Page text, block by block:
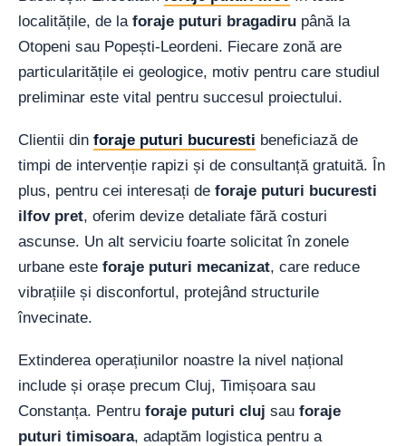
localitățile, de la foraje puturi bragadiru până la
Otopeni sau Popești-Leordeni. Fiecare zonă are
particularitățile ei geologice, motiv pentru care studiul
preliminar este vital pentru succesul proiectului.
Clientii din foraje puturi bucuresti beneficiază de
timpi de intervenție rapizi și de consultanță gratuită. În
plus, pentru cei interesați de foraje puturi bucuresti
ilfov pret, oferim devize detaliate fără costuri
ascunse. Un alt serviciu foarte solicitat în zonele
urbane este foraje puturi mecanizat, care reduce
vibrațiile și disconfortul, protejând structurile
învecinate.
Extinderea operațiunilor noastre la nivel național
include și orașe precum Cluj, Timișoara sau
Constanța. Pentru foraje puturi cluj sau foraje
puturi timisoara, adaptăm logistica pentru a